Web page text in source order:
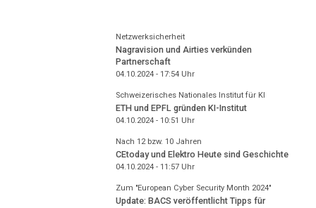
Netzwerksicherheit
Nagravision und Airties verkünden
Partnerschaft
04.10.2024 - 17:54Uhr
Schweizerisches Nationales Institut für KI
ETH und EPFL gründen KI-Institut
04.10.2024 - 10:51 Uhr
Nach 12 bzw. 10 Jahren
CEtoday und Elektro Heute sind Geschichte
04.10.2024 - 11:57Uhr
Zum "European Cyber Security Month 2024"
Update: BACS veröffentlicht Tipps für